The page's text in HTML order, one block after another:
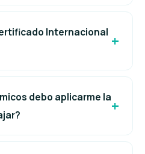
Internacional
debo aplicarme la